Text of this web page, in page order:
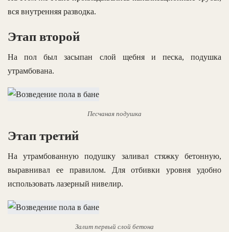
вся внутренняя разводка.
Этап второй
На пол был засыпан слой щебня и песка, подушка
утрамбована.
Песчаная подушка
Этап третий
На утрамбованную подушку заливал стяжку бетонную,
выравнивал ее правилом. Для отбивки уровня удобно
использовать лазерный нивелир.
Залит первый слой бетона